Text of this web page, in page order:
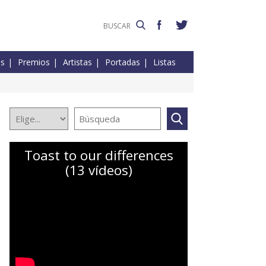
Premios Artistas Portadas Listas
Toast to our differences
(13 vídeos)